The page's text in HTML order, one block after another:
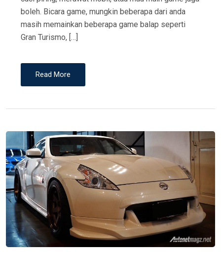
boleh. Bicara game, mungkin beberapa dari anda
masih memainkan beberapa game balap seperti
Gran Turismo, […]
Read More